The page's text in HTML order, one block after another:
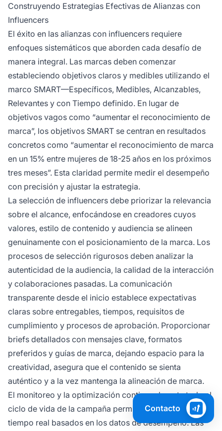
Construyendo Estrategias Efectivas de Alianzas con
Influencers
El éxito en las alianzas con influencers requiere
enfoques sistemáticos que aborden cada desafío de
manera integral. Las marcas deben comenzar
estableciendo objetivos claros y medibles utilizando el
marco SMART—Específicos, Medibles, Alcanzables,
Relevantes y con Tiempo definido. En lugar de
objetivos vagos como “aumentar el reconocimiento de
marca”, los objetivos SMART se centran en resultados
concretos como “aumentar el reconocimiento de marca
en un 15% entre mujeres de 18-25 años en los próximos
tres meses”. Esta claridad permite medir el desempeño
con precisión y ajustar la estrategia.
La selección de influencers debe priorizar la relevancia
sobre el alcance, enfocándose en creadores cuyos
valores, estilo de contenido y audiencia se alineen
genuinamente con el posicionamiento de la marca. Los
procesos de selección rigurosos deben analizar la
autenticidad de la audiencia, la calidad de la interacción
y colaboraciones pasadas. La comunicación
transparente desde el inicio establece expectativas
claras sobre entregables, tiempos, requisitos de
cumplimiento y procesos de aprobación. Proporcionar
briefs detallados con mensajes clave, formatos
preferidos y guías de marca, dejando espacio para la
creatividad, asegura que el contenido se sienta
auténtico y a la vez mantenga la alineación de marca.
El monitoreo y la optimización continua durante todo el
ciclo de vida de la campaña permiten hacer ajustes en
tiempo real basados en los datos de desempeño. Las
Contacto